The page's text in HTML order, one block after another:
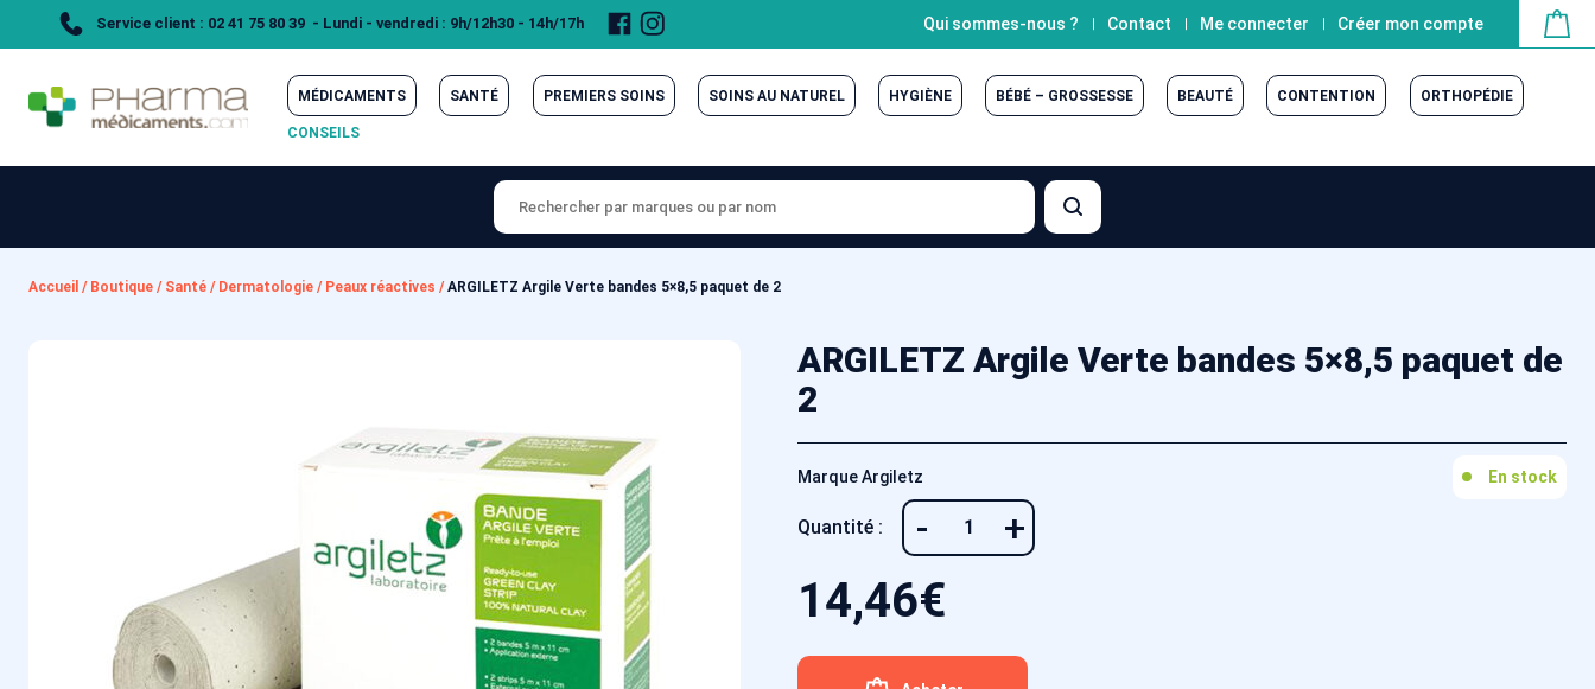
Service client : 02 41 75 80 39 - Lundi - vendredi : 9h/12h30 - 14h/17h
Page
Facebook
Instagram
Qui sommes-nous ? Contact Me connecter Créer mon compte
MÉDICAMENTS SANTÉ PREMIERS SOINS SOINS AU NATUREL HYGIÈNE BÉBÉ – GROSSESSE BEAUTÉ CONTENTION ORTHOPÉDIE
CONSEILS
Accueil / Boutique / Santé / Dermatologie / Peaux réactives /ARGILETZ Argile Verte bandes 5×8,5 paquet de 2
ARGILETZ Argile Verte bandes 5×8,5 paquet de
2
Marque Argiletz En stock
Quantité : - +
14,46€